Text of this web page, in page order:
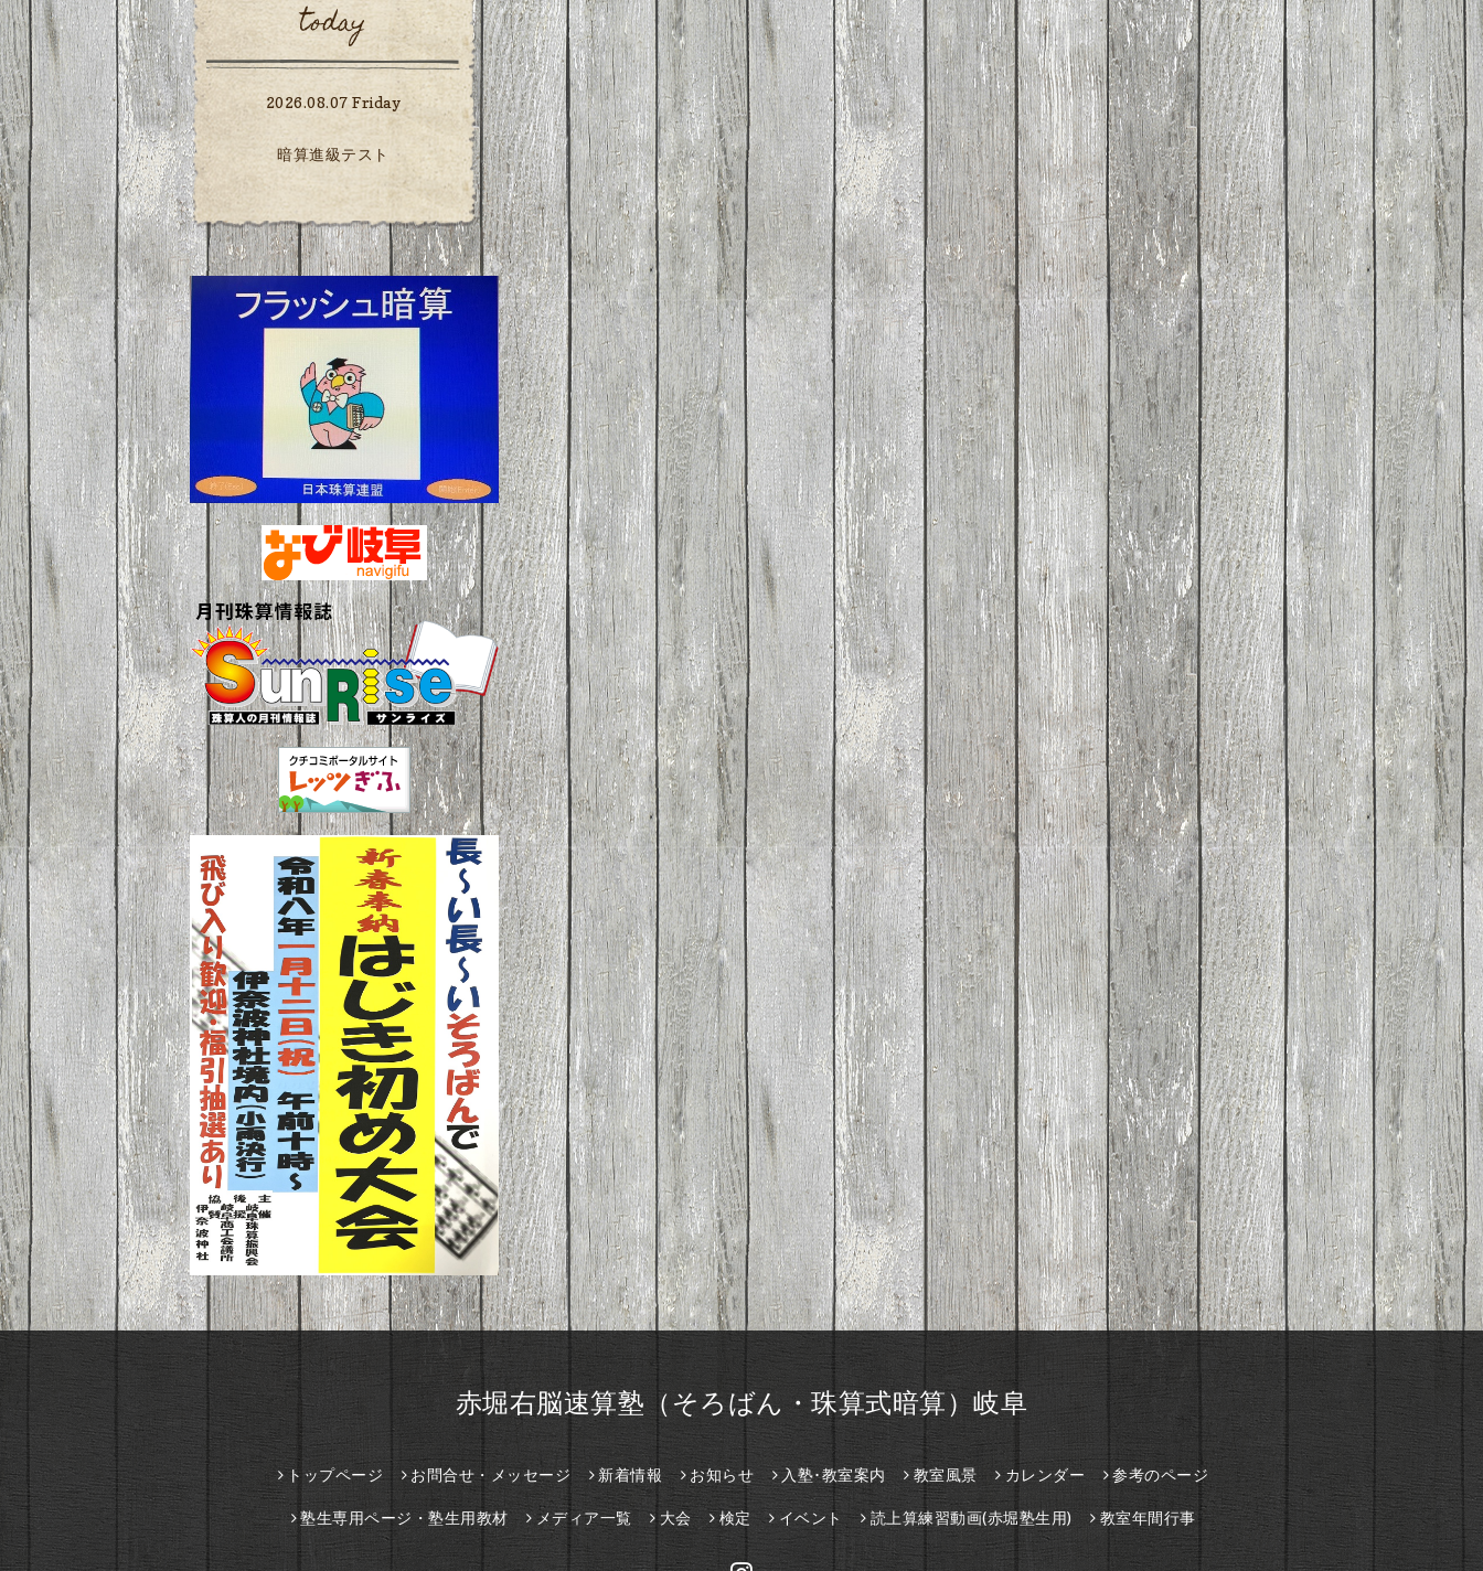
today
2026.08.07 Friday
暗算進級テスト
赤堀右脳速算塾（そろばん・珠算式暗算）岐阜
トップページ お問合せ・メッセージ 新着情報 お知らせ 入塾･教室案内 教室風景 カレンダー 参考のページ
塾生専用ページ・塾生用教材 メディア一覧 大会 検定 イベント 読上算練習動画(赤堀塾生用) 教室年間行事